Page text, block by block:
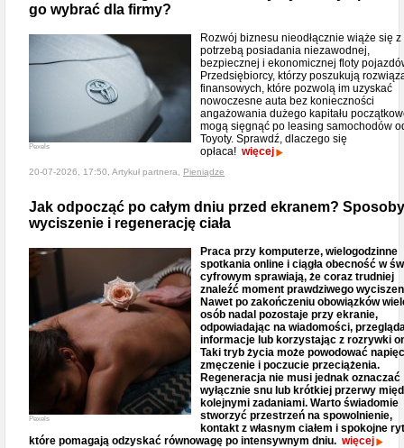
go wybrać dla firmy?
Pexels
Rozwój biznesu nieodłącznie wiąże się z
potrzebą posiadania niezawodnej,
bezpiecznej i ekonomicznej floty
Przedsiębiorcy, którzy poszukują
finansowych, które pozwolą im uzyskać
nowoczesne auta bez konieczności
angażowania dużego kapitału
mogą sięgnąć po leasing samochodów
Toyoty. Sprawdź, dlaczego się
opłaca! więcej
20-07-2026, 17:50, Artykuł partnera, Pieniądze
Jak odpocząć po całym dniu przed ekranem?
wyciszenie i regenerację ciała
Pexels
Praca przy komputerze, wielogodzinne
spotkania online i ciągła obecność w
cyfrowym sprawiają, że coraz trudniej
znaleźć moment prawdziwego
Nawet po zakończeniu obowiązków
osób nadal pozostaje przy ekranie,
odpowiadając na wiadomości,
informacje lub korzystając z rozrywki
Taki tryb życia może powodować
zmęczenie i poczucie przeciążenia.
Regeneracja nie musi jednak oznaczać
wyłącznie snu lub krótkiej przerwy
kolejnymi zadaniami. Warto świadomie
stworzyć przestrzeń na spowolnienie,
kontakt z własnym ciałem i spokojne
które pomagają odzyskać równowagę po intensywnym dniu. więcej